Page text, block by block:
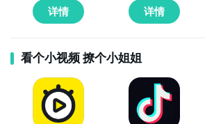
详情 详情
看个小视频 撩个小姐姐